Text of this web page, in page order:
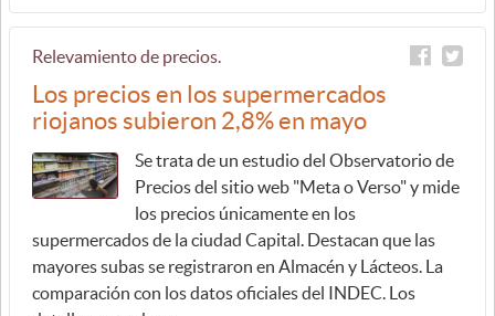
Relevamiento de precios.
Los precios en los supermercados
riojanos subieron 2,8% en mayo
Se trata de un estudio del Observatorio de
Precios del sitio web "Meta o Verso" y mide
los precios únicamente en los
supermercados de la ciudad Capital. Destacan que las
mayores subas se registraron en Almacén y Lácteos. La
comparación con los datos oficiales del INDEC. Los